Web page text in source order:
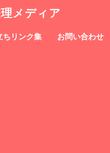
メディア
ちリンク集 お問い合わせ